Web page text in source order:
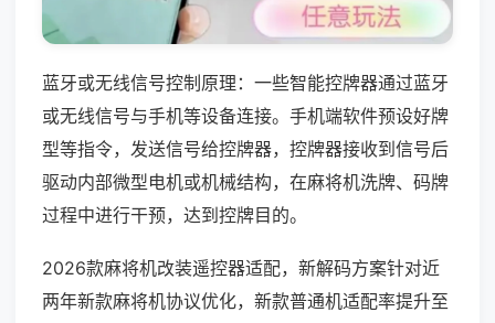
蓝牙或无线信号控制原理：一些智能控牌器通过蓝牙
或无线信号与手机等设备连接。手机端软件预设好牌
型等指令，发送信号给控牌器，控牌器接收到信号后
驱动内部微型电机或机械结构，在麻将机洗牌、码牌
过程中进行干预，达到控牌目的。
2026款麻将机改装遥控器适配，新解码方案针对近
两年新款麻将机协议优化，新款普通机适配率提升至